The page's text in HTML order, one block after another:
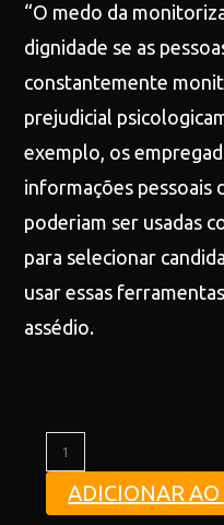
“O medo da
dignidade se as
constantemente
prejudicial
exemplo, os
informações pessoais
poderiam ser usadas
para selecionar
usar essas
assédio.
ADICIONAR